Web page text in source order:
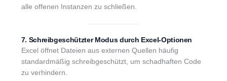
alle offenen Instanzen zu schließen.
7. Schreibgeschützter Modus durch Excel-Optionen
Excel öffnet Dateien aus externen Quellen häufig
standardmäßig schreibgeschützt, um schadhaften Code
zu verhindern.